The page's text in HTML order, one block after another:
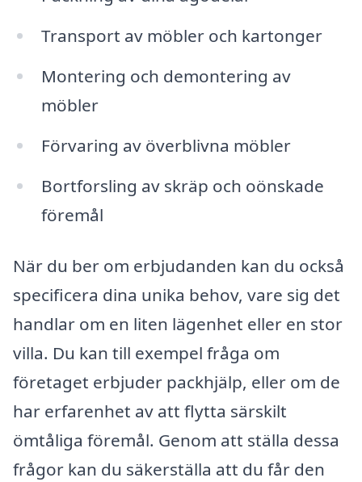
Transport av möbler och kartonger
Montering och demontering av
möbler
Förvaring av överblivna möbler
Bortforsling av skräp och oönskade
föremål
När du ber om erbjudanden kan du också
specificera dina unika behov, vare sig det
handlar om en liten lägenhet eller en stor
villa. Du kan till exempel fråga om
företaget erbjuder packhjälp, eller om de
har erfarenhet av att flytta särskilt
ömtåliga föremål. Genom att ställa dessa
frågor kan du säkerställa att du får den